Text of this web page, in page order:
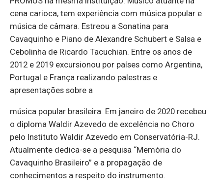
cena carioca, tem experiência com música popular e
música de câmara. Estreou a Sonatina para
Cavaquinho e Piano de Alexandre Schubert e Salsa e
Cebolinha de Ricardo Tacuchian. Entre os anos de
2012 e 2019 excursionou por países como Argentina,
Portugal e França realizando palestras e
apresentações sobre a
música popular brasileira. Em janeiro de 2020 recebeu
o diploma Waldir Azevedo de excelência no Choro
pelo Instituto Waldir Azevedo em Conservatória-RJ.
Atualmente dedica-se a pesquisa “Memória do
Cavaquinho Brasileiro” e a propagação de
conhecimentos a respeito do instrumento.